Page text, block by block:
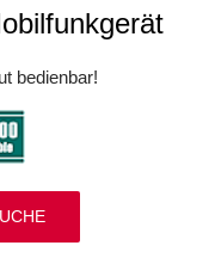
bedienbar!